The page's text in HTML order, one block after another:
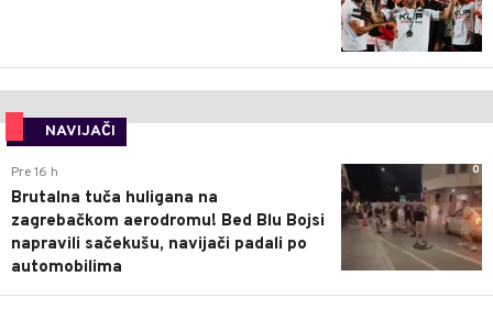
NAVIJAČI
0
Pre 16 h
Brutalna tuča huligana na
zagrebačkom aerodromu! Bed Blu Bojsi
napravili sačekušu, navijači padali po
automobilima